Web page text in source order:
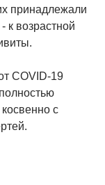
принадлежали
к возрастной
COVID-19
с